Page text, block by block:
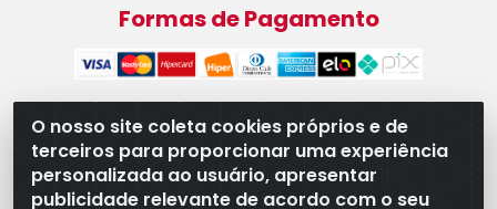
O nosso site coleta cookies próprios e de
terceiros para proporcionar uma experiência
personalizada ao usuário, apresentar
publicidade relevante de acordo com o seu
Formas de Pagamento
WB Componentes Automotivos LTDA - CNPJ
08.528.393/0001-12 - Rua do Níquel, 667 - Parque
Oeste Industrial, Goiânia/GO - CEP 74375-660